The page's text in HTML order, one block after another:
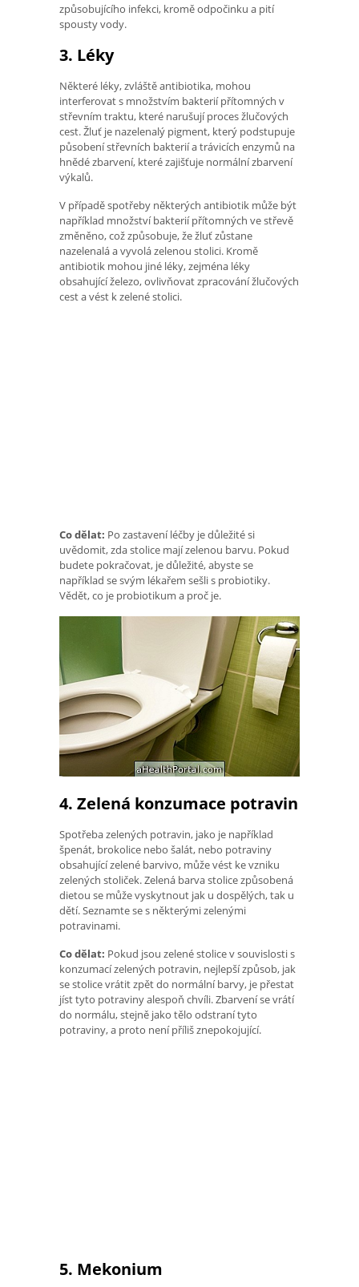
způsobujícího infekci, kromě odpočinku a pití
spousty vody.
3. Léky
Některé léky, zvláště antibiotika, mohou
interferovat s množstvím bakterií přítomných v
střevním traktu, které narušují proces žlučových
cest. Žluť je nazelenalý pigment, který podstupuje
působení střevních bakterií a trávicích enzymů na
hnědé zbarvení, které zajišťuje normální zbarvení
výkalů.
V případě spotřeby některých antibiotik může být
například množství bakterií přítomných ve střevě
změněno, což způsobuje, že žluť zůstane
nazelenalá a vyvolá zelenou stolici. Kromě
antibiotik mohou jiné léky, zejména léky
obsahující železo, ovlivňovat zpracování žlučových
cest a vést k zelené stolici.
Co dělat: Po zastavení léčby je důležité si
uvědomit, zda stolice mají zelenou barvu. Pokud
budete pokračovat, je důležité, abyste se
například se svým lékařem sešli s probiotiky.
Vědět, co je probiotikum a proč je.
4. Zelená konzumace potravin
Spotřeba zelených potravin, jako je například
špenát, brokolice nebo šalát, nebo potraviny
obsahující zelené barvivo, může vést ke vzniku
zelených stoliček. Zelená barva stolice způsobená
dietou se může vyskytnout jak u dospělých, tak u
dětí. Seznamte se s některými zelenými
potravinami.
Co dělat: Pokud jsou zelené stolice v souvislosti s
konzumací zelených potravin, nejlepší způsob, jak
se stolice vrátit zpět do normální barvy, je přestat
jíst tyto potraviny alespoň chvíli. Zbarvení se vrátí
do normálu, stejně jako tělo odstraní tyto
potraviny, a proto není příliš znepokojující.
5. Mekonium